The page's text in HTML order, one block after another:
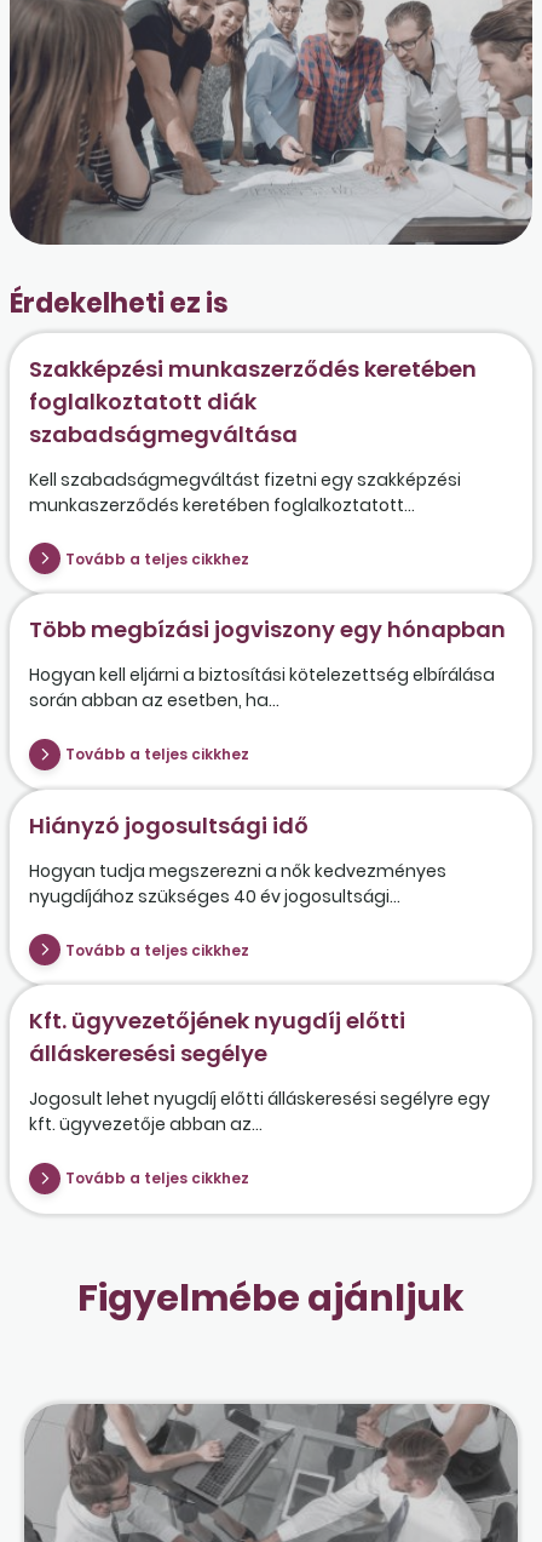
Érdekelheti ez is
Szakképzési munkaszerződés keretében
foglalkoztatott diák
szabadságmegváltása
Kell szabadságmegváltást fizetni egy szakképzési
munkaszerződés keretében foglalkoztatott...
Tovább a teljes cikkhez
Több megbízási jogviszony egy hónapban
Hogyan kell eljárni a biztosítási kötelezettség elbírálása
során abban az esetben, ha...
Tovább a teljes cikkhez
Hiányzó jogosultsági idő
Hogyan tudja megszerezni a nők kedvezményes
nyugdíjához szükséges 40 év jogosultsági...
Tovább a teljes cikkhez
Kft. ügyvezetőjének nyugdíj előtti
álláskeresési segélye
Jogosult lehet nyugdíj előtti álláskeresési segélyre egy
kft. ügyvezetője abban az...
Tovább a teljes cikkhez
Figyelmébe ajánljuk